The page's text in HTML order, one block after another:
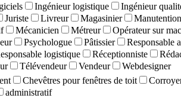
Ingénieur logistique Ingénieur
Juriste Livreur Magasinier
Mécanicien Métreur Opérateur sur
Psychologue Pâtissier Responsable
logistique Réceptionniste
Télévendeur Vendeur
Webdesigner
Chevêtres pour fenêtres de toit
administratif